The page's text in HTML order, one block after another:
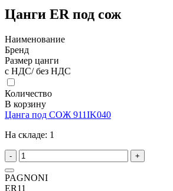
Цанги ER под сож
Наименование
Бренд
Размер цанги
с НДС/ без НДС
Количество
В корзину
Цанга под СОЖ 911IK040
На складе: 1
- +
PAGNONI
ER11